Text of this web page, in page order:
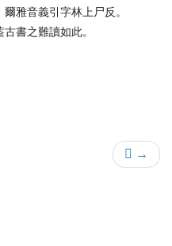
雅音義引字林上尸反。
書之難讀如此。
𪊨 →